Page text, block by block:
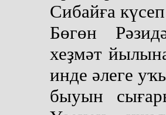
Сибайға
Бөгөн
хеҙмәт
инде әлеге
быуын